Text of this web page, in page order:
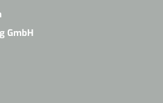
GmbH